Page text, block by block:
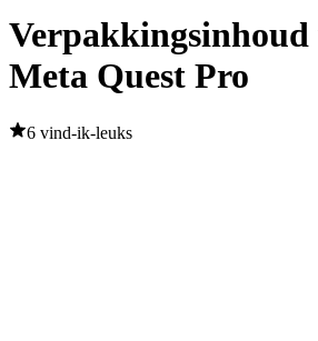
Verpakkingsinhoud
Meta Quest Pro
6 vind-ik-leuks